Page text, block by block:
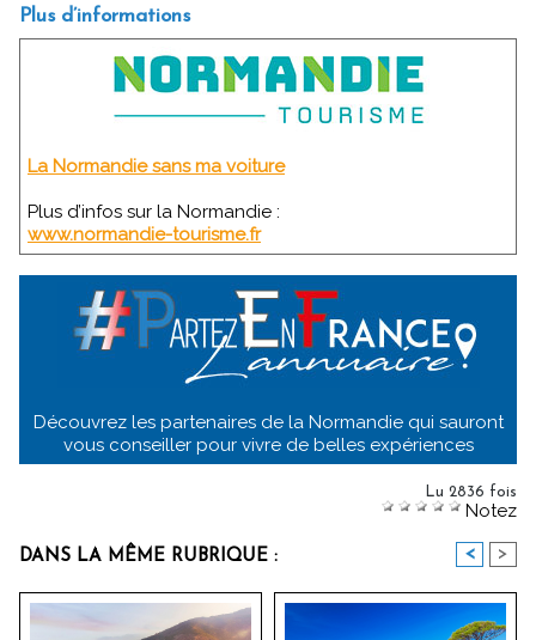
Plus d’informations
La Normandie sans ma voiture
Plus d’infos sur la Normandie :
www.normandie-tourisme.fr
Découvrez les partenaires de la Normandie qui sauront
vous conseiller pour vivre de belles expériences
Lu 2836 fois
Notez
DANS LA MÊME RUBRIQUE : < >